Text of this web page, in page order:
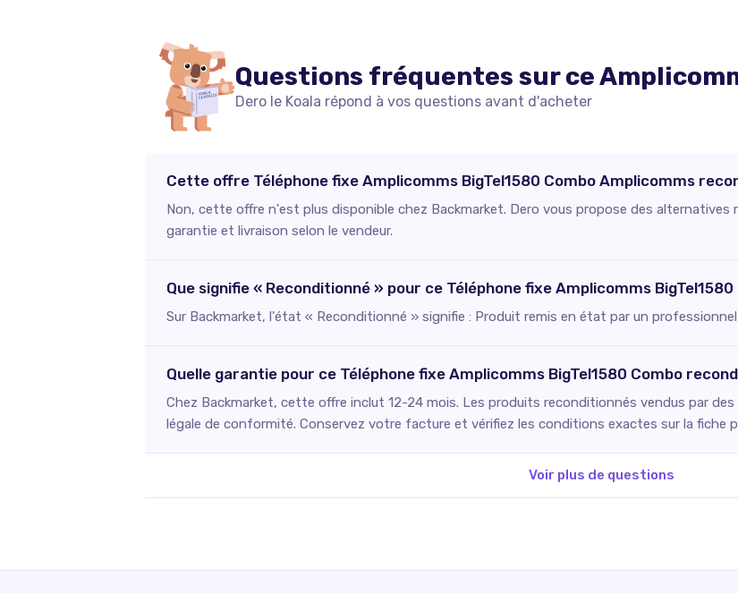
Questions fréquentes sur ce
Dero le Koala répond à vos questions avant d'acheter
Cette offre Téléphone fixe Amplicomms BigTel1580 Combo Amplicomms
Non, cette offre n'est plus disponible chez Backmarket. Dero vous propose des
garantie et livraison selon le vendeur.
Que signifie « Reconditionné » pour ce Téléphone fixe Amplicomms
Sur Backmarket, l'état « Reconditionné » signifie : Produit remis en état par un
Quelle garantie pour ce Téléphone fixe Amplicomms BigTel1580 Combo
Chez Backmarket, cette offre inclut 12-24 mois. Les produits reconditionnés vendus par
légale de conformité. Conservez votre facture et vérifiez les conditions exactes sur la fiche
Voir plus de questions